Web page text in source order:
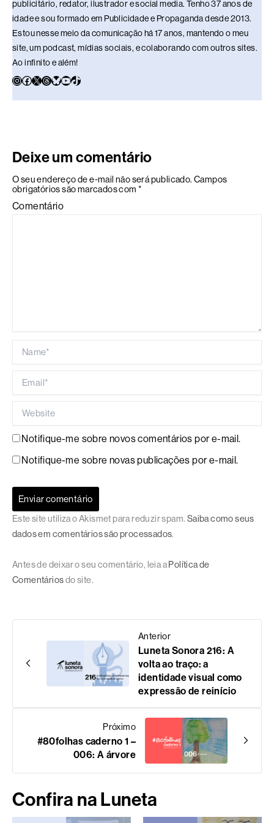
publicitário, redator, ilustrador e social media. Tenho 37 anos de
idade e sou formado em Publicidade e Propaganda desde 2013.
Estou nesse meio da comunicação há 17 anos, mantendo o meu
site, um podcast, mídias sociais, e colaborando com outros sites.
Ao infinito e além!
Deixe um comentário
O seu endereço de e-mail não será publicado. Campos
obrigatórios são marcados com *
Comentário
Notifique-me sobre novos comentários por e-mail.
Notifique-me sobre novas publicações por e-mail.
Este site utiliza o Akismet para reduzir spam. Saiba como seus
dados em comentários são processados.
Antes de deixar o seu comentário, leia a Política de
Comentáriosdo site.
Anterior
Luneta Sonora 216: A
volta ao traço: a
identidade visual como
expressão de reinício
Próximo
#80folhas caderno 1 –
006: A árvore
Confira na Luneta